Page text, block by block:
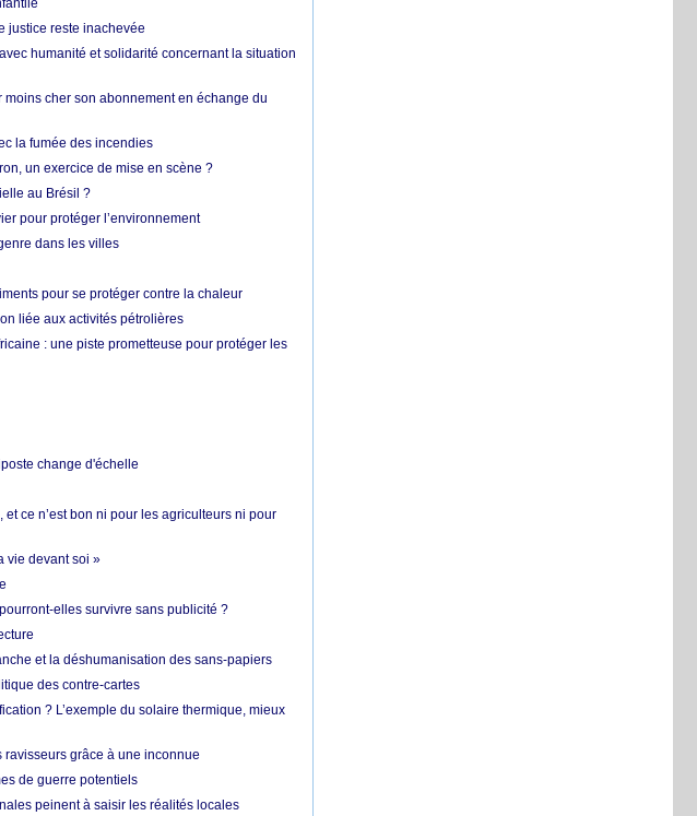
justice reste inachevée
humanité et solidarité concernant la situation
cher son abonnement en échange du
la fumée des incendies
un exercice de mise en scène ?
au Brésil ?
pour protéger l’environnement
dans les villes
pour se protéger contre la chaleur
liée aux activités pétrolières
: une piste prometteuse pour protéger les
change d'échelle
ce n’est bon ni pour les agriculteurs ni pour
vie devant soi »
elles survivre sans publicité ?
et la déshumanisation des sans-papiers
des contre-cartes
? L’exemple du solaire thermique, mieux
ravisseurs grâce à une inconnue
de guerre potentiels
peinent à saisir les réalités locales